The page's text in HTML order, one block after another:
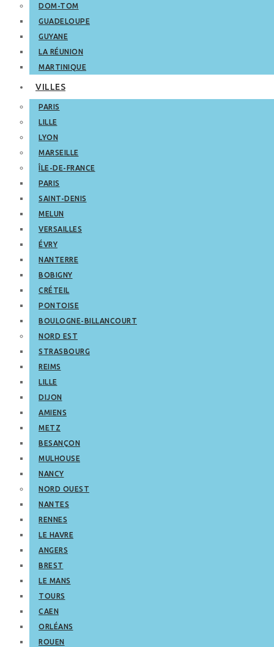
DOM-TOM
GUADELOUPE
GUYANE
LA RÉUNION
MARTINIQUE
VILLES
PARIS
LILLE
LYON
MARSEILLE
ÎLE-DE-FRANCE
PARIS
SAINT-DENIS
MELUN
VERSAILLES
ÉVRY
NANTERRE
BOBIGNY
CRÉTEIL
PONTOISE
BOULOGNE-BILLANCOURT
NORD EST
STRASBOURG
REIMS
LILLE
DIJON
AMIENS
METZ
BESANÇON
MULHOUSE
NANCY
NORD OUEST
NANTES
RENNES
LE HAVRE
ANGERS
BREST
LE MANS
TOURS
CAEN
ORLÉANS
ROUEN